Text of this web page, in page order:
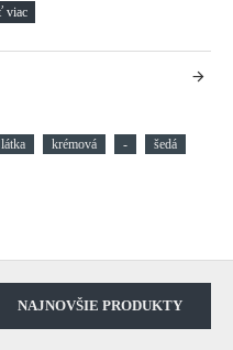
látka krémová -
šedá
NAJNOVŠIE PRODUKTY